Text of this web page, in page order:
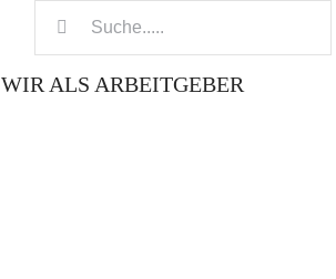
Suche
WIR ALS ARBEITGEBER